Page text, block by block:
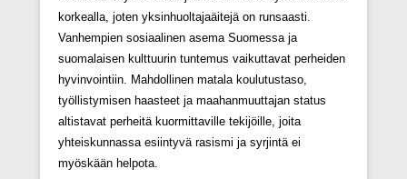
korkealla, joten yksinhuoltajaäitejä on runsaasti.
Vanhempien sosiaalinen asema Suomessa ja
suomalaisen kulttuurin tuntemus vaikuttavat perheiden
hyvinvointiin. Mahdollinen matala koulutustaso,
työllistymisen haasteet ja maahanmuuttajan status
altistavat perheitä kuormittaville tekijöille, joita
yhteiskunnassa esiintyvä rasismi ja syrjintä ei
myöskään helpota.